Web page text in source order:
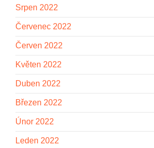
Srpen 2022
Červenec 2022
Červen 2022
Květen 2022
Duben 2022
Březen 2022
Únor 2022
Leden 2022